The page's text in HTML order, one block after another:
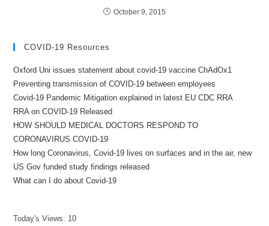
October 9, 2015
COVID-19 Resources
Oxford Uni issues statement about covid-19 vaccine ChAdOx1
Preventing transmission of COVID-19 between employees
Covid-19 Pandemic Mitigation explained in latest EU CDC RRA
RRA on COVID-19 Released
HOW SHOULD MEDICAL DOCTORS RESPOND TO
CORONAVIRUS COVID-19
How long Coronavirus, Covid-19 lives on surfaces and in the air, new
US Gov funded study findings released
What can I do about Covid-19
Today's Views: 10